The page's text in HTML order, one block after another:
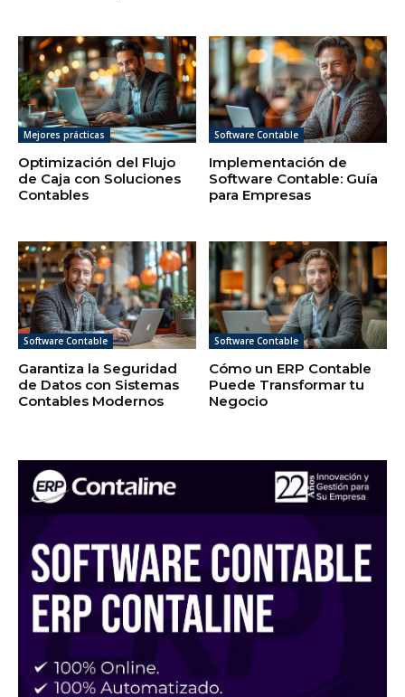
Mejores prácticas
Optimización del Flujo
de Caja con Soluciones
Contables
Software Contable
Implementación de
Software Contable: Guía
para Empresas
Software Contable
Garantiza la Seguridad
de Datos con Sistemas
Contables Modernos
Software Contable
Cómo un ERP Contable
Puede Transformar tu
Negocio